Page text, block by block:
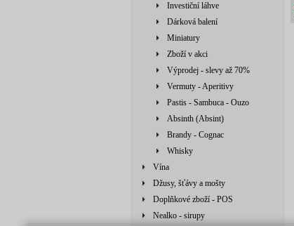
Investiční láhve
Dárková balení
Miniatury
Zboží v akci
Výprodej - slevy až 70%
Vermuty - Aperitivy
Pastis - Sambuca - Ouzo
Absinth (Absint)
Brandy - Cognac
Whisky
Vína
Džusy, šťávy a mošty
Doplňkové zboží - POS
Nealko - sirupy